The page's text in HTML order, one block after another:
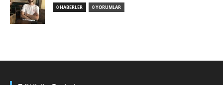
0 HABERLER 0 YORUMLAR